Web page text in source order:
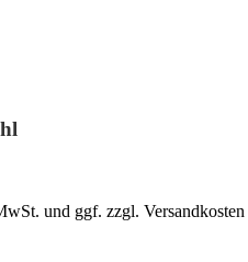
und ggf. zzgl. Versandkosten